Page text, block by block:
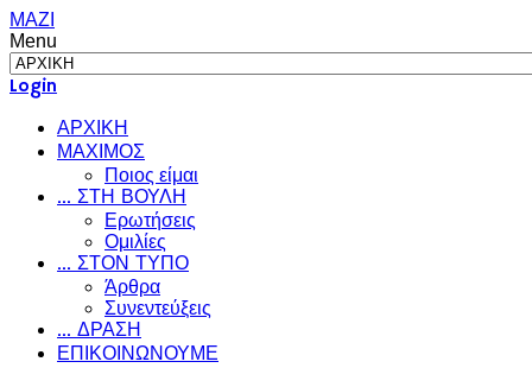
ΜΑΖΙ
Menu
Login
ΑΡΧΙΚΗ
ΜΑΧΙΜΟΣ
Ποιος είμαι
... ΣΤΗ ΒΟΥΛΗ
Ερωτήσεις
Ομιλίες
... ΣΤΟΝ ΤΥΠΟ
Άρθρα
Συνεντεύξεις
... ΔΡΑΣΗ
ΕΠΙΚΟΙΝΩΝΟΥΜΕ